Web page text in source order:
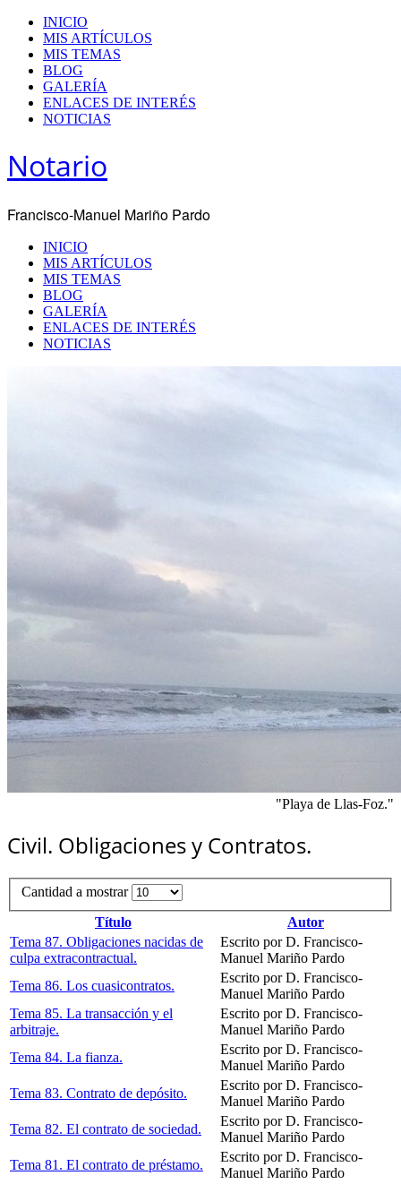
INICIO
MIS ARTÍCULOS
MIS TEMAS
BLOG
GALERÍA
ENLACES DE INTERÉS
NOTICIAS
Notario
Francisco-Manuel Mariño Pardo
INICIO
MIS ARTÍCULOS
MIS TEMAS
BLOG
GALERÍA
ENLACES DE INTERÉS
NOTICIAS
"Playa de Llas-Foz."
Civil. Obligaciones y Contratos.
Cantidad a mostrar
Título
Autor
Tema 87. Obligaciones nacidas de
culpa extracontractual.
Escrito por D. Francisco-
Manuel Mariño Pardo
Tema 86. Los cuasicontratos.
Escrito por D. Francisco-
Manuel Mariño Pardo
Tema 85. La transacción y el
arbitraje.
Escrito por D. Francisco-
Manuel Mariño Pardo
Tema 84. La fianza.
Escrito por D. Francisco-
Manuel Mariño Pardo
Tema 83. Contrato de depósito.
Escrito por D. Francisco-
Manuel Mariño Pardo
Tema 82. El contrato de sociedad.
Escrito por D. Francisco-
Manuel Mariño Pardo
Tema 81. El contrato de préstamo.
Escrito por D. Francisco-
Manuel Mariño Pardo